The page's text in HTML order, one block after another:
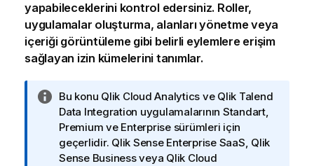
yapabileceklerini kontrol edersiniz. Roller,
uygulamalar oluşturma, alanları yönetme veya
içeriği görüntüleme gibi belirli eylemlere erişim
sağlayan izin kümelerini tanımlar.
B
i
l
g
i
Bu konu Qlik Cloud Analytics ve Qlik Talend
Data Integration uygulamalarının Standart,
Premium ve Enterprise sürümleri için
geçerlidir. Qlik Sense Enterprise SaaS, Qlik
Sense Businessveya Qlik Cloud